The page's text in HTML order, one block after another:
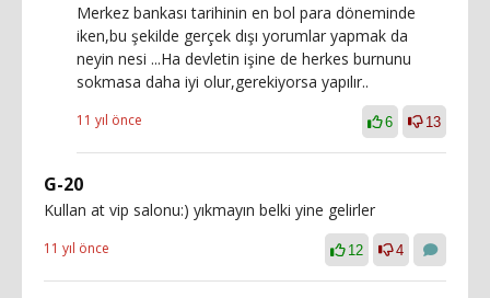
Merkez bankası tarihinin en bol para döneminde
iken,bu şekilde gerçek dışı yorumlar yapmak da
neyin nesi ...Ha devletin işine de herkes burnunu
sokmasa daha iyi olur,gerekiyorsa yapılır..
11 yıl önce 6 13
G-20
Kullan at vip salonu:) yıkmayın belki yine gelirler
11 yıl önce 12 4